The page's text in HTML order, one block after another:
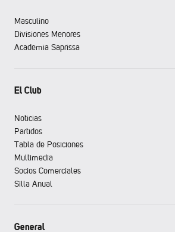
Masculino
Divisiones Menores
Academia Saprissa
El Club
Noticias
Partidos
Tabla de Posiciones
Multimedia
Socios Comerciales
Silla Anual
General